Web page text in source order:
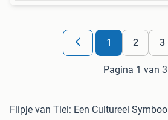
1 2 3
Pagina 1 van 3
Flipje van Tiel: Een Cultureel Symbool